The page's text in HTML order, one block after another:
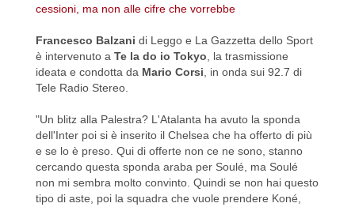
Francesco Balzani di Leggo e La Gazzetta dello Sport
è intervenuto a Te la do io Tokyo, la trasmissione
ideata e condotta da Mario Corsi, in onda sui 92.7 di
Tele Radio Stereo.
"Un blitz alla Palestra? L'Atalanta ha avuto la sponda
dell'Inter poi si è inserito il Chelsea che ha offerto di più
e se lo è preso. Qui di offerte non ce ne sono, stanno
cercando questa sponda araba per Soulé, ma Soulé
non mi sembra molto convinto. Quindi se non hai questo
tipo di aste, poi la squadra che vuole prendere Koné,